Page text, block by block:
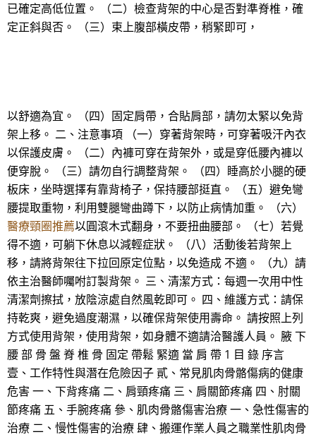
已確定高低位置。 （二）檢查背架的中心是否對準脊椎，確
定正斜與否。 （三）束上腹部橫皮帶，稍緊即可，
以舒適為宜。 （四）固定肩帶，合貼肩部，請勿太緊以免背
架上移。 二、注意事項 （一）穿著背架時，可穿著吸汗內衣
以保護皮膚。 （二）內褲可穿在背架外，或是穿低腰內褲以
便穿脫。 （三）請勿自行調整背架。 （四）睡高於小腿的硬
板床，坐時選擇有靠背椅子，保持腰部挺直。 （五）避免彎
腰提取重物，利用雙腿彎曲蹲下，以防止病情加重。 （六）
醫療頸圈推薦以圓滾木式翻身，不要扭曲腰部。 （七）若覺
得不適，可躺下休息以減輕症狀。 （八）活動後若背架上
移，請將背架往下拉回原定位點，以免造成 不適。 （九）請
依主治醫師囑咐訂製背架。 三、清潔方式：每週一次用中性
清潔劑擦拭，放陰涼處自然風乾即可。 四、維護方式：請保
持乾爽，避免過度潮濕，以確保背架使用壽命。 請按照上列
方式使用背架，使用背架，如身體不適請洽醫護人員。 腋 下
腰 部 骨 盤 脊 椎 骨 固定 帶鬆 緊適 當 肩 帶 1 目 錄 序言
壹、工作特性與潛在危險因子 貳、常見肌肉骨骼傷病的健康
危害 一、下背疼痛 二、肩頸疼痛 三、肩關節疼痛 四、肘關
節疼痛 五、手腕疼痛 參、肌肉骨骼傷害治療 一、急性傷害的
治療 二、慢性傷害的治療 肆、搬運作業人員之職業性肌肉骨